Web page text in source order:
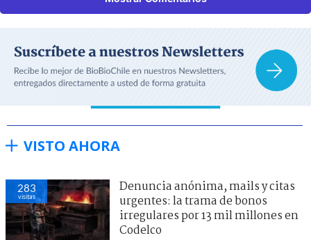
VISTO AHORA
283
visitas
Denuncia anónima, mails y citas
urgentes: la trama de bonos
irregulares por 13 mil millones en
Codelco